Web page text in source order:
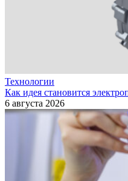
Технологии
Как идея становится
6 августа 2026